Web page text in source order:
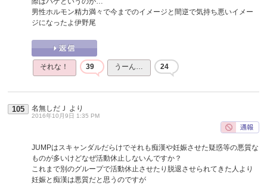
男性ホルモン精力満々で今までのイメージと間逆で気持ち悪いイメー
ジになったよ伊野尾
それな！ 39 うーん… 24
105 名無しだＪ より
2016年10月9日 1:35 PM
JUMPはスキャンダルだらけでそれも痴漢や妊娠させた疑惑等の悪質な
ものが多いけどなぜ活動休止しないんですか？
これまで別のグループで活動休止させたり脱退させられてきた人より
妊娠と痴漢は悪質だと思うのですが